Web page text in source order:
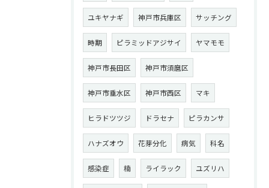
ユキヤナギ 神戸市兵庫区 サッチング
時期 ピラミッドアジサイ ヤマモモ
神戸市長田区 神戸市須麿区
神戸市垂水区 神戸市西区 マキ
ヒラドツツジ ドラセナ ピラカンサ
ハナズオウ 花芽分化 病気 科名
感染症 楠 ライラック ユズリハ